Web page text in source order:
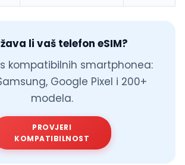
li vaš telefon eSIM?
kompatibilnih smartphonea:
Google Pixel i 200+
modela.
PROVJERI
KOMPATIBILNOST